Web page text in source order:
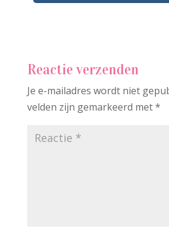
Reactie verzenden
Je e-mailadres wordt niet
velden zijn gemarkeerd met*